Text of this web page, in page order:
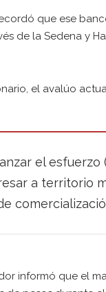
que ese
de la Sedena y
el avalúo
el
a territorio
informó que el